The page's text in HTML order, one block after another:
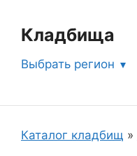
содержимому
Кладбища
Выбрать регион
Каталог кладбищ »